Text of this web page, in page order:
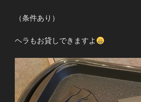
（条件あり）
ヘラもお貸しできますよ